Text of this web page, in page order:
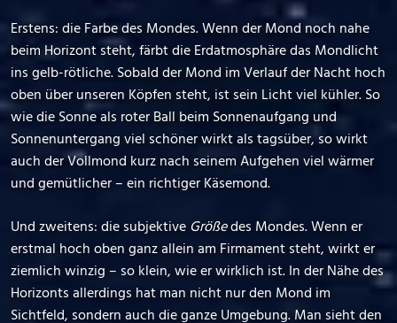
Erstens: die Farbe des Mondes. Wenn der Mond noch nahe
beim Horizont steht, färbt die Erdatmosphäre das Mondlicht
ins gelb-rötliche. Sobald der Mond im Verlauf der Nacht hoch
oben über unseren Köpfen steht, ist sein Licht viel kühler. So
wie die Sonne als roter Ball beim Sonnenaufgang und
Sonnenuntergang viel schöner wirkt als tagsüber, so wirkt
auch der Vollmond kurz nach seinem Aufgehen viel wärmer
und gemütlicher – ein richtiger Käsemond.
Und zweitens: die subjektive Größedes Mondes. Wenn er
erstmal hoch oben ganz allein am Firmament steht, wirkt er
ziemlich winzig – so klein, wie er wirklich ist. In der Nähe des
Horizonts allerdings hat man nicht nur den Mond im
Sichtfeld, sondern auch die ganze Umgebung. Man sieht den